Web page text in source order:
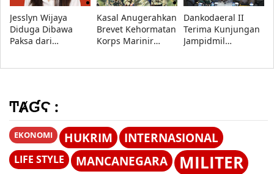
Jesslyn Wijaya
Diduga Dibawa
Paksa dari
Kasal Anugerahkan
Brevet Kehormatan
Korps Marinir
Dankodaeral II
Terima Kunjungan
Jampidmil
ͲȺƓϚ :
EKONOMI HUKRIM INTERNASIONAL
LIFE STYLE MANCANEGARA
MILITER